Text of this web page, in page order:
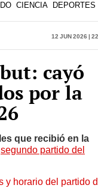
CIENCIA DEPORTES
12 Jun 2026 |
cayó
por la
que recibió en la
segundo partido del
y horario del partido